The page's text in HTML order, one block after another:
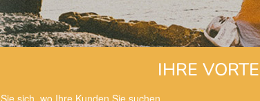
IHRE
sich, wo Ihre Kunden Sie suchen